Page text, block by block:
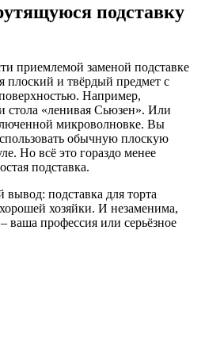
подставку
приемлемой заменой подставке
и твёрдый предмет с
Например,
стола «ленивая Сьюзен». Или
микроволновке. Вы
обычную плоскую
Но всё это гораздо менее
подставка.
подставка для торта
хозяйки. И незаменима,
ваша профессия или серьёзное